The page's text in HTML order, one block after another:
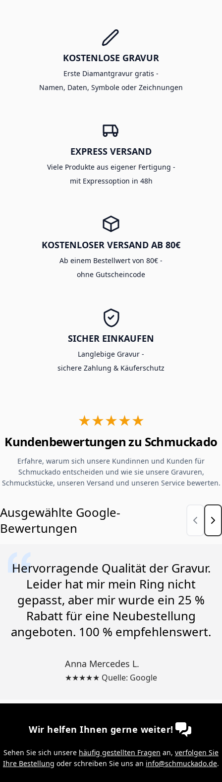
KOSTENLOSE GRAVUR
Erste Diamantgravur gratis -
Namen, Daten, Symbole oder Zeichnungen
EXPRESS VERSAND
Viele Produkte aus eigener Fertigung -
mit Expressoption in 48h
KOSTENLOSER VERSAND AB 80€
Ab einem Bestellwert von 80€ -
ohne Gutscheincode
SICHER EINKAUFEN
Langlebige Gravur -
sichere Zahlung & Käuferschutz
★★★★★
Kundenbewertungen zu Schmuckado
Erfahre, warum sich unsere Kundinnen und Kunden für
Schmuckado entscheiden und wie sie unsere Gravuren,
Schmuckstücke, unseren Versand und unseren Service bewerten.
Ausgewählte Google-
Bewertungen
Hervorragende Qualität der Gravur.
Leider hat mir mein Ring nicht
gepasst, aber mir wurde ein 25 %
Rabatt für eine Neubestellung
angeboten. 100 % empfehlenswert.
Anna Mercedes L.
★★★★★ Quelle: Google
Wir helfen Ihnen gerne weiter!
Sehen Sie sich unsere häufig gestellten Fragen an, verfolgen Sie
Ihre Bestellung oder schreiben Sie uns an info@schmuckado.de.